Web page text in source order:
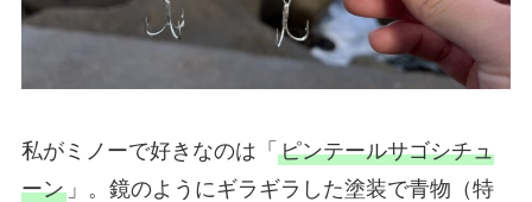
私がミノーで好きなのは「 ピンテールサゴシチュ
ーン」。鏡のようにギラギラした塗装で青物（特